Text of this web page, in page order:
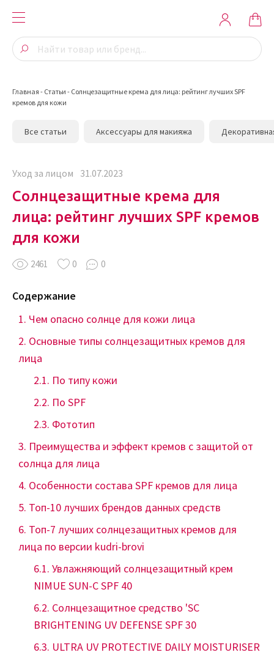
Главная - Статьи - Солнцезащитные крема для лица: рейтинг лучших SPF
кремов для кожи
Все статьи Аксессуары для макияжа
Уход за лицом 31.07.2023
2461 0 0
Солнцезащитные крема для
лица: рейтинг лучших SPF кремов
для кожи
Содержание
Чем опасно солнце для кожи лица
Основные типы солнцезащитных кремов для
лица
По типу кожи
По SPF
Фототип
Преимущества и эффект кремов с защитой от
солнца для лица
Особенности состава SPF кремов для лица
Топ-10 лучших брендов данных средств
Топ-7 лучших солнцезащитных кремов для
лица по версии kudri-brovi
Увлажняющий солнцезащитный крем
NIMUE SUN-C SPF 40
Солнцезащитное средство 'SC
BRIGHTENING UV DEFENSE SPF 30
ULTRA UV PROTECTIVE DAILY MOISTURISER